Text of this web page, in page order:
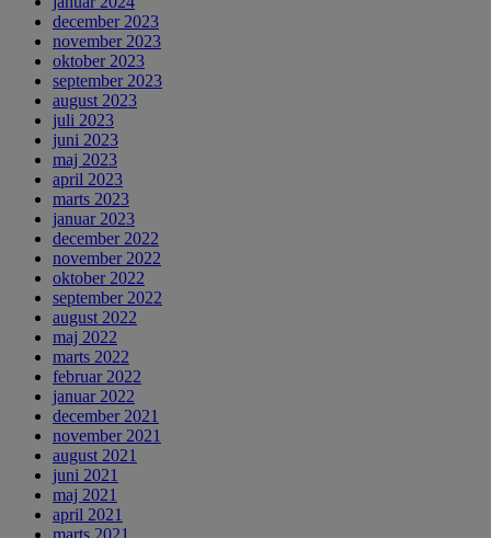
december 2023
november 2023
oktober 2023
september 2023
august 2023
juli 2023
juni 2023
maj 2023
april 2023
marts 2023
januar 2023
december 2022
november 2022
oktober 2022
september 2022
august 2022
maj 2022
marts 2022
februar 2022
januar 2022
december 2021
november 2021
august 2021
juni 2021
maj 2021
april 2021
marts 2021